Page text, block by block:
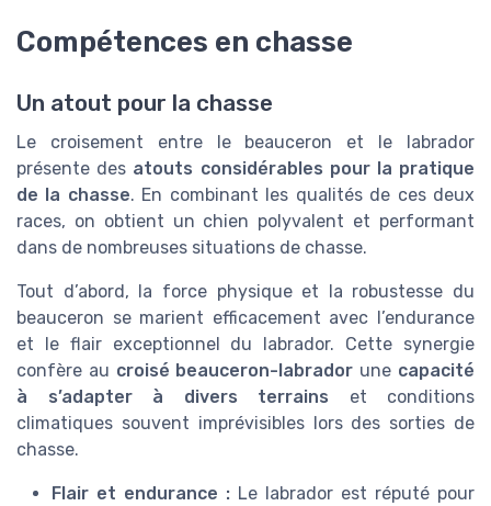
Compétences en chasse
Un atout pour la chasse
Le croisement entre le beauceron et le labrador
présente des atouts considérables pour la pratique
de la chasse. En combinant les qualités de ces deux
races, on obtient un chien polyvalent et performant
dans de nombreuses situations de chasse.
Tout d’abord, la force physique et la robustesse du
beauceron se marient efficacement avec l’endurance
et le flair exceptionnel du labrador. Cette synergie
confère au croisé beauceron-labrador une capacité
à s’adapter à divers terrains et conditions
climatiques souvent imprévisibles lors des sorties de
chasse.
Flair et endurance : Le labrador est réputé pour